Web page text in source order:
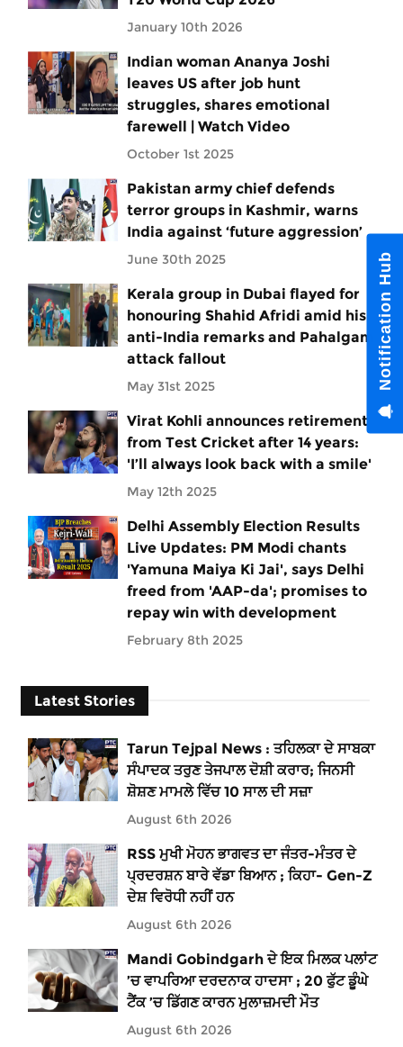
January 10th 2026
Indian woman Ananya Joshi
leaves US after job hunt
struggles, shares emotional
farewell | Watch Video
October 1st 2025
Pakistan army chief defends
terror groups in Kashmir, warns
India against ‘future aggression’
June 30th 2025
Kerala group in Dubai flayed for
honouring Shahid Afridi amid his
anti-India remarks and Pahalgam
attack fallout
May 31st 2025
Virat Kohli announces retirement
from Test Cricket after 14 years:
'I’ll always look back with a smile'
May 12th 2025
Delhi Assembly Election Results
Live Updates: PM Modi chants
'Yamuna Maiya Ki Jai', says Delhi
freed from 'AAP-da'; promises to
repay win with development
February 8th 2025
Latest Stories
Tarun Tejpal News : ਤਹਿਲਕਾ ਦੇ ਸਾਬਕਾ
ਸੰਪਾਦਕ ਤਰੁਣ ਤੇਜਪਾਲ ਦੋਸ਼ੀ ਕਰਾਰ; ਜਿਨਸੀ
ਸ਼ੋਸ਼ਣ ਮਾਮਲੇ ਵਿੱਚ 10 ਸਾਲ ਦੀ ਸਜ਼ਾ
August 6th 2026
RSS ਮੁਖੀ ਮੋਹਨ ਭਾਗਵਤ ਦਾ ਜੰਤਰ-ਮੰਤਰ ਦੇ
ਪ੍ਰਦਰਸ਼ਨ ਬਾਰੇ ਵੱਡਾ ਬਿਆਨ ; ਕਿਹਾ- Gen-Z
ਦੇਸ਼ ਵਿਰੋਧੀ ਨਹੀਂ ਹਨ
August 6th 2026
Mandi Gobindgarh ਦੇ ਇਕ ਮਿਲਕ ਪਲਾਂਟ
’ਚ ਵਾਪਰਿਆ ਦਰਦਨਾਕ ਹਾਦਸਾ ; 20 ਫੁੱਟ ਡੂੰਘੇ
ਟੈਂਕ ’ਚ ਡਿੱਗਣ ਕਾਰਨ ਮੁਲਾਜ਼ਮਦੀ ਮੌਤ
August 6th 2026
Notification Hub